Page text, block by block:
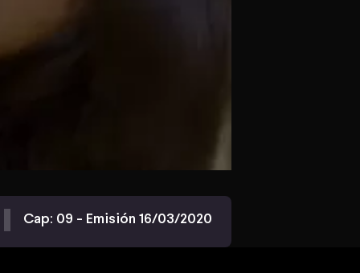
Cap: 09 - Emisión 16/03/2020